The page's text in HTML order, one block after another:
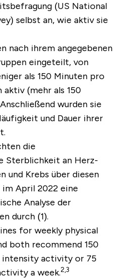
(US National
selbst an, wie aktiv sie
nach ihrem angegebenen
eingeteilt, von
als 150 Minuten pro
(mehr als 150
wurden sie
und Dauer ihrer
die
Sterblichkeit an Herz-
und Krebs über diesen
April 2022 eine
Analyse der
durch (1).
for weekly physical
both recommend 150
activity or 75
a week.2,3